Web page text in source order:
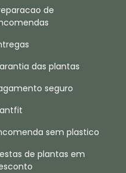
de
das plantas
seguro
sem plastico
de plantas em